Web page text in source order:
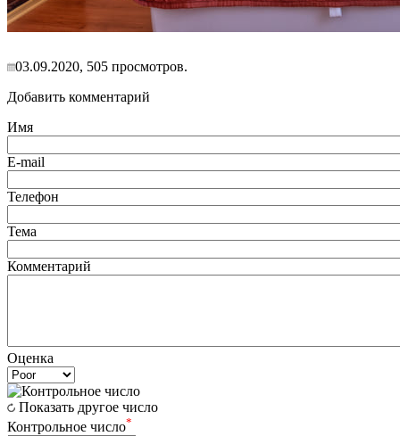
03.09.2020, 505 просмотров.
Добавить комментарий
Имя
E-mail
Телефон
Тема
Комментарий
Оценка
Показать другое число
Контрольное число*